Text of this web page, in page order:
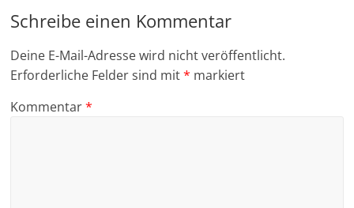
Schreibe einen Kommentar
Deine E-Mail-Adresse wird nicht veröffentlicht.
Erforderliche Felder sind mit* markiert
Kommentar*